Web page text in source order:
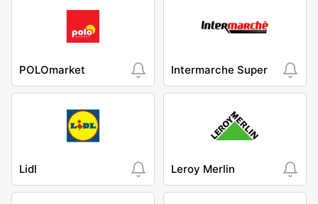
POLOmarket Intermarche Super
Lidl Leroy Merlin